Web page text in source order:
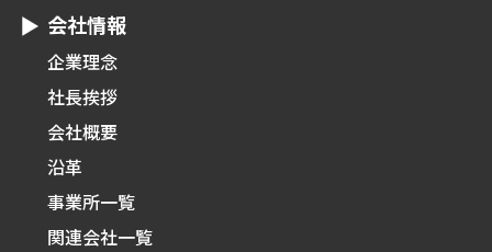
会社情報
企業理念
社長挨拶
会社概要
沿革
事業所一覧
関連会社一覧